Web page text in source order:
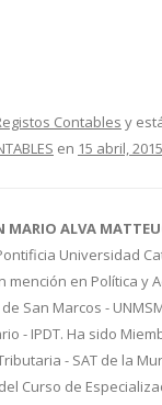
Contables y
en 15 abril, 2015
ALVA
Universidad
mención en Política y
San Marcos -
- IPDT. Ha sido
- SAT de la
Curso de